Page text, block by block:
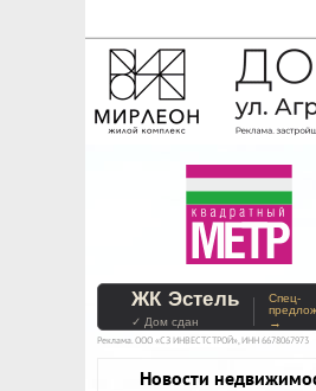
На Метре
Помогайте
ЖК Эстель
✓ Дом сдан
Спец-
→
Реклама. ООО «СЗ ИНВЕСТСТРОЙ», ИНН 6678067973
Новости